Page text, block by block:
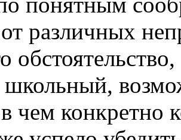
различных
школьный,
чем конкретно